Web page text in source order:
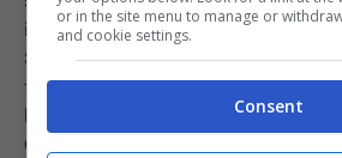
invece, è legata all’epoca delle
Spesso, infatti, accadeva che
tra i commensali, un “incrocio” di
le posate, dunque, attirerebbe litigi
Conoscevate questa affascinante
or in the site menu to manage or
and cookie settings.
Consent